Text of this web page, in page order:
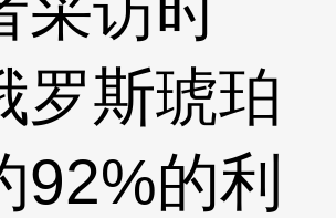
罗斯琥珀
92%的利